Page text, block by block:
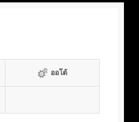
ออโต้